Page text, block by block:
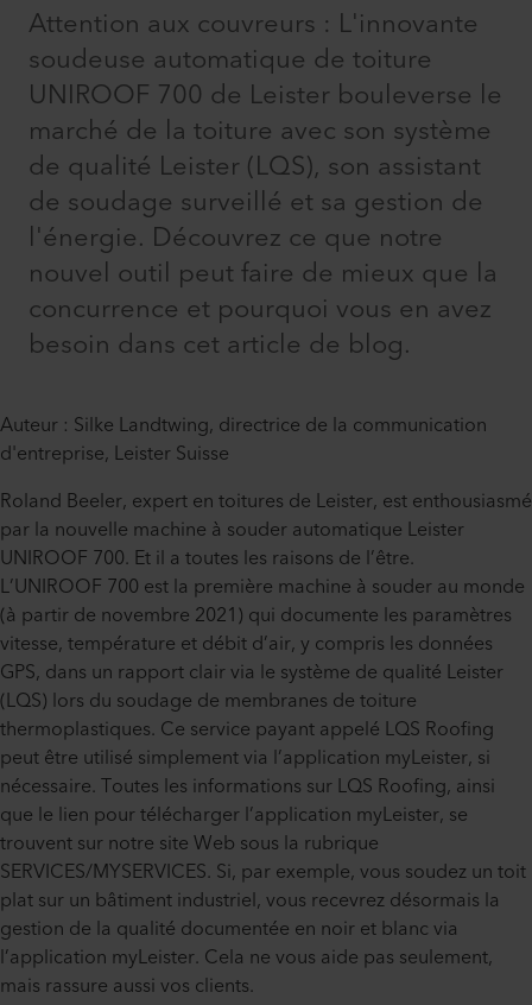
Attention aux couvreurs : L'innovante
soudeuse automatique de toiture
UNIROOF 700 de Leister bouleverse le
marché de la toiture avec son système
de qualité Leister (LQS), son assistant
de soudage surveillé et sa gestion de
l'énergie. Découvrez ce que notre
nouvel outil peut faire de mieux que la
concurrence et pourquoi vous en avez
besoin dans cet article de blog.
Auteur : Silke Landtwing, directrice de la communication
d'entreprise, Leister Suisse
Roland Beeler, expert en toitures de Leister, est enthousiasmé
par la nouvelle machine à souder automatique Leister
UNIROOF 700. Et il a toutes les raisons de l’être.
L’UNIROOF 700 est la première machine à souder au monde
(à partir de novembre 2021) qui documente les paramètres
vitesse, température et débit d’air, y compris les données
GPS, dans un rapport clair via le système de qualité Leister
(LQS) lors du soudage de membranes de toiture
thermoplastiques. Ce service payant appelé LQS Roofing
peut être utilisé simplement via l’application myLeister, si
nécessaire. Toutes les informations sur LQS Roofing, ainsi
que le lien pour télécharger l’application myLeister, se
trouvent sur notre site Web sous la rubrique
SERVICES/MYSERVICES. Si, par exemple, vous soudez un toit
plat sur un bâtiment industriel, vous recevrez désormais la
gestion de la qualité documentée en noir et blanc via
l’application myLeister. Cela ne vous aide pas seulement,
mais rassure aussi vos clients.